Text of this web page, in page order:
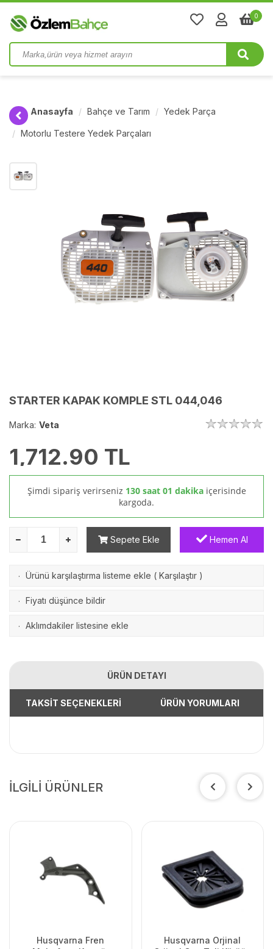
0
Anasayfa Bahçe ve Tarım Yedek Parça
Motorlu Testere Yedek Parçaları
STARTER KAPAK KOMPLE STL 044,046
Marka: Veta
1,712.90 TL
Şimdi sipariş verirseniz 130 saat 01 dakika içerisinde
kargoda.
Sepete Ekle Hemen Al
· Ürünü karşılaştırma listeme ekle ( Karşılaştır )
· Fiyatı düşünce bildir
· Aklımdakiler listesine ekle
ÜRÜN DETAYI
TAKSİT SEÇENEKLERİ ÜRÜN YORUMLARI
İLGİLİ ÜRÜNLER
Husqvarna Fren
Husqvarna Orjinal